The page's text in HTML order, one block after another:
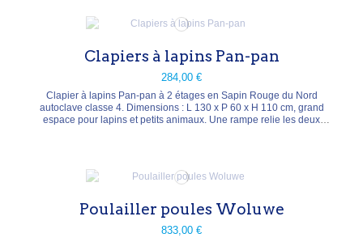
Clapiers à lapins Pan-pan
284,00 €
Clapier à lapins Pan-pan à 2 étages en Sapin Rouge du Nord
autoclave classe 4. Dimensions : L 130 x P 60 x H 110 cm, grand
espace pour lapins et petits animaux. Une rampe relie les deux
Poulailler poules Woluwe
833,00 €